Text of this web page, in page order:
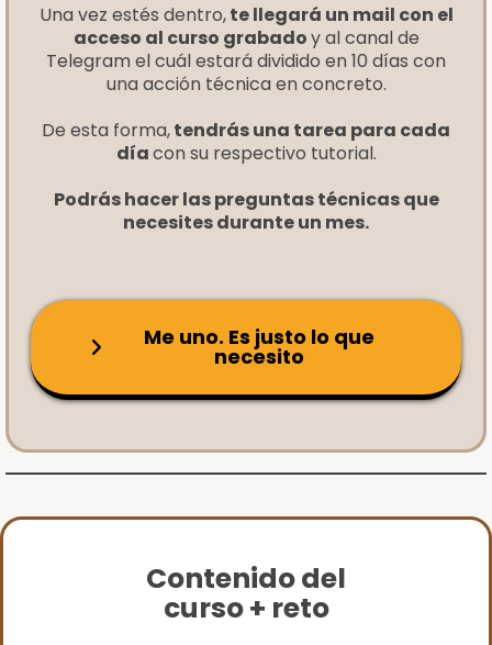
Una vez estés dentro,te llegará un mail con el
acceso al curso grabadoy al canal de
Telegram el cuál estará dividido en 10 días con
una acción técnica en concreto.
De esta forma,tendrás una tarea para cada
díacon su respectivo tutorial.
Podrás hacer las preguntas técnicas que
necesites durante un mes.
Me uno. Es justo lo que
necesito
Contenido del
curso + reto